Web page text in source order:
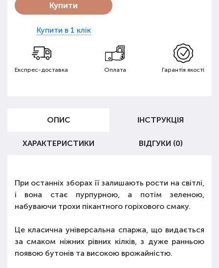
Купити
Купити в 1 клік
Експрес-доставка Оплата Гарантія якості
ОПИС ІНСТРУКЦІЯ
ХАРАКТЕРИСТИКИ ВІДГУКИ (0)
При останніх зборах її залишають рости на світлі,
і вона стає пурпурною, а потім зеленою,
набуваючи трохи пікантного горіхового смаку.
Це класична універсальна спаржа, що видається
за смаком ніжних рівних кілків, з дуже ранньою
появою бутонів та високою врожайністю.